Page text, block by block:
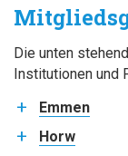
Die unten
Institutionen und
Emmen
Horw